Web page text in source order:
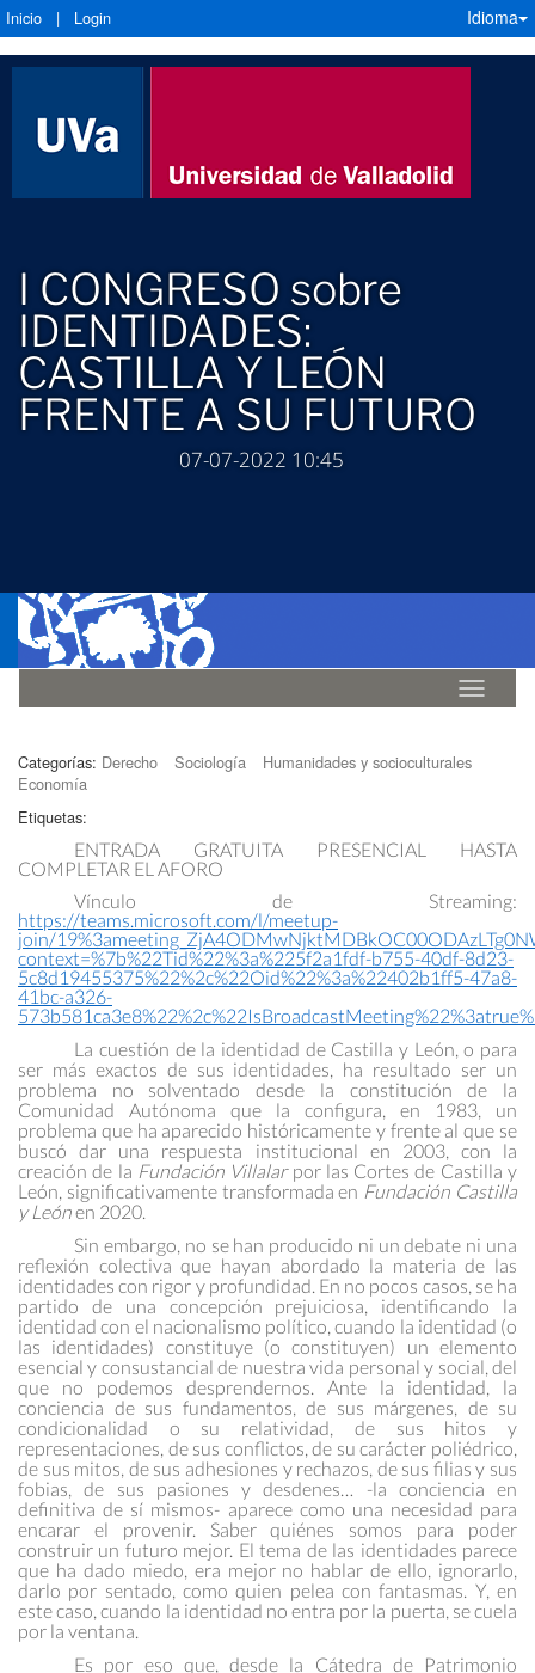
Inicio | Login Idioma
I CONGRESO sobre
IDENTIDADES:
CASTILLA Y LEÓN
FRENTE A SU FUTURO
07-07-2022 10:45
Idioma
Categorías: Derecho Sociología
Humanidades y socioculturales
Economía
Etiquetas:
ENTRADA GRATUITA PRESENCIAL HASTA
COMPLETAR EL AFORO
Vínculo de Streaming:
https://teams.microsoft.com/l/meetup-
join/
context=%7b%22Tid%22%3a%225f2a1fdf-b755-40df-8d23-
5c8d19455375%22%2c%22Oid%22%3a%22402b1ff5-47a8-
41bc-a326-
La cuestión de la identidad de Castilla y León, o para
ser más exactos de sus identidades, ha resultado ser un
problema no solventado desde la constitución de la
Comunidad Autónoma que la configura, en 1983, un
problema que ha aparecido históricamente y frente al que se
buscó dar una respuesta institucional en 2003, con la
creación de la Fundación Villalarpor las Cortes de Castilla y
León, significativamente transformada en Fundación Castilla
y Leónen 2020.
Sin embargo, no se han producido ni un debate ni una
reflexión colectiva que hayan abordado la materia de las
identidades con rigor y profundidad. En no pocos casos, se ha
partido de una concepción prejuiciosa, identificando la
identidad con el nacionalismo político, cuando la identidad (o
las identidades) constituye (o constituyen) un elemento
esencial y consustancial de nuestra vida personal y social, del
que no podemos desprendernos. Ante la identidad, la
conciencia de sus fundamentos, de sus márgenes, de su
condicionalidad o su relatividad, de sus hitos y
representaciones, de sus conflictos, de su carácter poliédrico,
de sus mitos, de sus adhesiones y rechazos, de sus filias y sus
fobias, de sus pasiones y desdenes… -la conciencia en
definitiva de sí mismos- aparece como una necesidad para
encarar el provenir. Saber quiénes somos para poder
construir un futuro mejor. El tema de las identidades parece
que ha dado miedo, era mejor no hablar de ello, ignorarlo,
darlo por sentado, como quien pelea con fantasmas. Y, en
este caso, cuando la identidad no entra por la puerta, se cuela
por la ventana.
Es por eso que, desde la Cátedra de Patrimonio